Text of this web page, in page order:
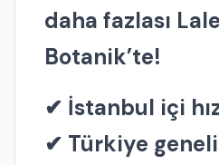
daha fazlası
Botanik’te!
✔ İstanbul içi
✔ Türkiye